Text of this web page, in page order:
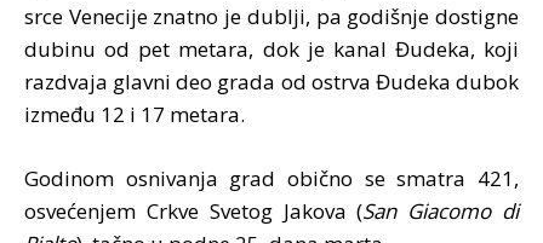
srce Venecije znatno je dublji, pa godišnje dostigne
dubinu od pet metara, dok je kanal Đudeka, koji
razdvaja glavni deo grada od ostrva Đudeka dubok
između 12 i 17 metara.
Godinom osnivanja grad obično se smatra 421,
osvećenjem Crkve Svetog Jakova (San Giacomo di